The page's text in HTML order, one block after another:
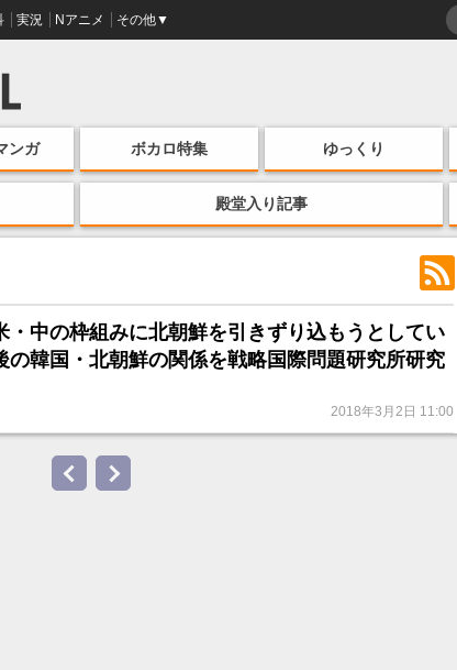
実況 Nアニメ その他▼
ンガ ボカロ特集 ゆっくり
殿堂入り記事
・中の枠組みに北朝鮮を引きずり込もうとしてい
の韓国・北朝鮮の関係を戦略国際問題研究所研究
2018年3月2日 11:00